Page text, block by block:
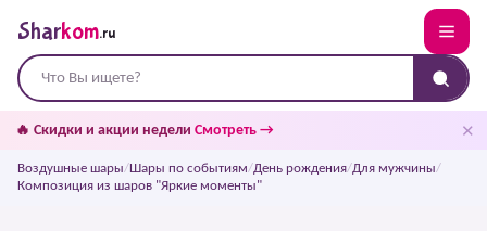
Sharkom.ru
🔥 Скидки и акции недели Смотреть → ✕
Воздушные шары/Шары по событиям/День рождения/Для мужчины/
Композиция из шаров "Яркие моменты"